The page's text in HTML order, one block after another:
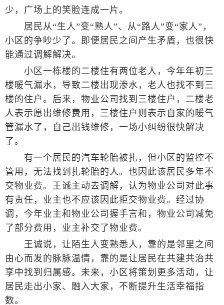
少，广场上的笑脸连成一片。
居民从“生人”变“熟人”、从“路人”变“家人”，
小区的争吵少了。即便居民之间产生矛盾，也很快
能通过调解解决。
小区一栋楼的二楼住有两位老人，今年年初三
楼暖气漏水，导致二楼出现渗水，老人也找不到三
楼的住户。后来，物业公司找到三楼住户，二楼老
人表示愿出维修费用，三楼住户则表示自家的暖气
管漏水了，自己出钱维修，一场小纠纷很快解决
了。
有一个居民的汽车轮胎被扎，但小区的监控不
管用，无法找到扎轮胎的人。也因此该居民多年不
交物业费。王诚主动去调解，认为物业公司对此事
有责任，业主也不应该因此拒交物业费。经过协
调，今年业主和物业公司握手言和，物业公司减免
了部分费用，业主补交了物业费。
王诚说，让陌生人变熟悉人，靠的是邻里之间
由心而发的脉脉温情，靠的是让居民在共建共治共
享中找到归属感。未来，小区将策划更多活动，让
居民走出小家、融入大家，不断提升生活幸福指
数。